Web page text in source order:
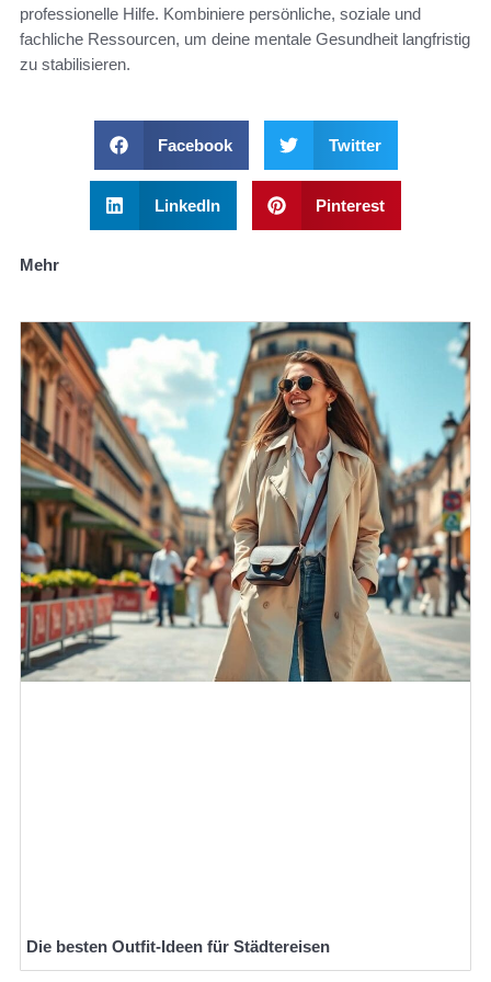
professionelle Hilfe. Kombiniere persönliche, soziale und
fachliche Ressourcen, um deine mentale Gesundheit langfristig
zu stabilisieren.
Facebook Twitter
LinkedIn Pinterest
Mehr
Die besten Outfit-Ideen für Städtereisen